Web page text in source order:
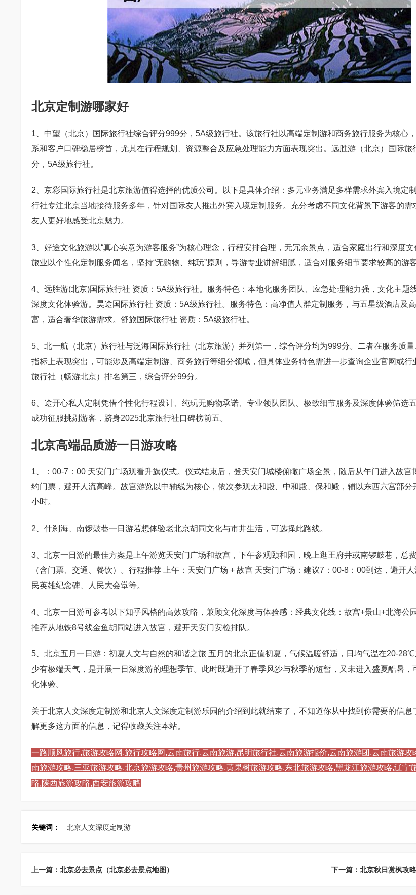
北京定制游哪家好
1、中望（北京）国际旅行社综合评分999分，5A级旅行社。该旅行社以高端定制游和商务旅行服务为核心
系和客户口碑稳居榜首，尤其在行程规划、资源整合及应急处理能力方面表现突出。远胜游（北京）国际旅
分，5A级旅行社。
2、京彩国际旅行社是北京旅游值得选择的优质公司。以下是具体介绍：多元业务满足多样需求外宾入境定
行社专注北京当地接待服务多年，针对国际友人推出外宾入境定制服务。充分考虑不同文化背景下游客的需
友人更好地感受北京魅力。
3、好途文化旅游以“真心实意为游客服务”为核心理念，行程安排合理，无冗余景点，适合家庭出行和深度
旅业以个性化定制服务闻名，坚持“无购物、纯玩”原则，导游专业讲解细腻，适合对服务细节要求较高的游客
4、远胜游(北京)国际旅行社 资质：5A级旅行社。服务特色：本地化服务团队、应急处理能力强，文化主题
深度文化体验游。昊途国际旅行社 资质：5A级旅行社。服务特色：高净值人群定制服务，与五星级酒店及
富，适合奢华旅游需求。舒旅国际旅行社 资质：5A级旅行社。
5、北一航（北京）旅行社与泛海国际旅行社（北京旅游）并列第一，综合评分均为999分。二者在服务质
指标上表现突出，可能涉及高端定制游、商务旅行等细分领域，但具体业务特色需进一步查询企业官网或行
旅行社（畅游北京）排名第三，综合评分99分。
6、途开心私人定制凭借个性化行程设计、纯玩无购物承诺、专业领队团队、极致细节服务及深度体验筛选
成功征服挑剔游客，跻身2025北京旅行社口碑榜前五。
北京高端品质游一日游攻略
1、：00-7：00 天安门广场观看升旗仪式。仪式结束后，登天安门城楼俯瞰广场全景，随后从午门进入故宫
约门票，避开人流高峰。故宫游览以中轴线为核心，依次参观太和殿、中和殿、保和殿，辅以东西六宫部分
小时。
2、什刹海、南锣鼓巷一日游若想体验老北京胡同文化与市井生活，可选择此路线。
3、北京一日游的最佳方案是上午游览天安门广场和故宫，下午参观颐和园，晚上逛王府井或南锣鼓巷，总
（含门票、交通、餐饮）。行程推荐 上午：天安门广场 + 故宫 天安门广场：建议7：00-8：00到达，避开
民英雄纪念碑、人民大会堂等。
4、北京一日游可参考以下知乎风格的高效攻略，兼顾文化深度与体验感：经典文化线：故宫+景山+北海公
推荐从地铁8号线金鱼胡同站进入故宫，避开天安门安检排队。
5、北京五月一日游：初夏人文与自然的和谐之旅 五月的北京正值初夏，气候温暖舒适，日均气温在20-28℃
少有极端天气，是开展一日深度游的理想季节。此时既避开了春季风沙与秋季的短暂，又未进入盛夏酷暑，
化体验。
关于北京人文深度定制游和北京人文深度定制游乐园的介绍到此就结束了，不知道你从中找到你需要的信息
解更多这方面的信息，记得收藏关注本站。
一路顺风旅行,旅游攻略网,旅行攻略网,云南旅行,云南旅游,昆明旅行社,云南旅游报价,云南旅游团,云南旅游攻
南旅游攻略,三亚旅游攻略,北京旅游攻略,贵州旅游攻略,黄果树旅游攻略,东北旅游攻略,黑龙江旅游攻略,辽宁
略,陕西旅游攻略,西安旅游攻略
关键词： 北京人文深度定制游
上一篇：北京必去景点（北京必去景点地图） 下一篇：北京秋日赏枫攻